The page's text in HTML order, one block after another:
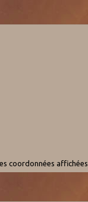
coordonnées affichées.